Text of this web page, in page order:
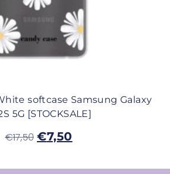
softcase Samsung Galaxy
5G [STOCKSALE]
€17,50 €7,50